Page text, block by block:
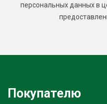
персональных данных в
Покупателю